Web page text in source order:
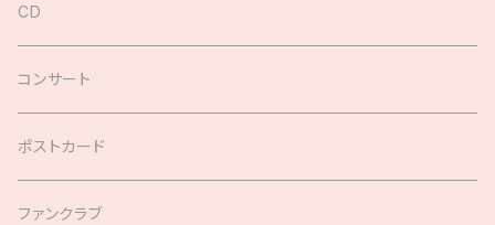
CD
コンサート
ポストカード
ファンクラブ